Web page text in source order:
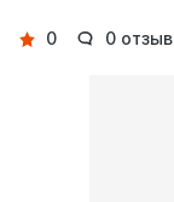
Детали
0 0 отзыв